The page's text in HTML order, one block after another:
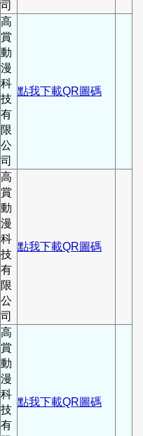
司
高
賞
動
漫
科
技
有
限
公
司
點我下載QR圖碼
高
賞
動
漫
科
技
有
限
公
司
點我下載QR圖碼
高
賞
動
漫
科
技
有
點我下載QR圖碼